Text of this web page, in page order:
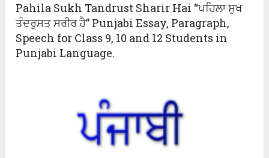
Pahila Sukh Tandrust Sharir Hai “ਪਹਿਲਾ ਸੁਖ
ਤੰਦਰੁਸਤ ਸਰੀਰ ਹੈ” Punjabi Essay, Paragraph,
Speech for Class 9, 10 and 12 Students in
Punjabi Language.